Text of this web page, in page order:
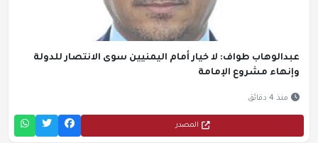
عبدالوهاب طواف: لا خيار أمام اليمنيين سوى الانتصار للدولة
وإنهاء مشروع الإمامة
منذ 4 دقائق
المصدر